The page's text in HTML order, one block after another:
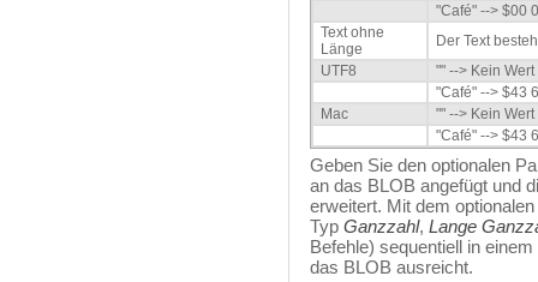
"Café" --> $00
Text ohne
Länge
Der Text
UTF8
"" --> Kein Wert
"Café" --> $43
Mac
"" --> Kein Wert
"Café" --> $43
Geben Sie den optionalen
an das BLOB angefügt und
erweitert. Mit dem
Typ Ganzzahl, Lange
Befehle) sequentiell in
das BLOB ausreicht.